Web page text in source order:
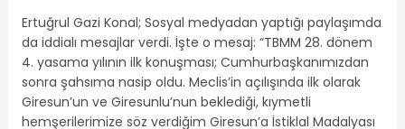
Ertuğrul Gazi Konal; Sosyal medyadan yaptığı paylaşımda
da iddialı mesajlar verdi. İşte o mesaj: “TBMM 28. dönem
4. yasama yılının ilk konuşması; Cumhurbaşkanımızdan
sonra şahsıma nasip oldu. Meclis’in açılışında ilk olarak
Giresun’un ve Giresunlu’nun beklediği, kıymetli
hemşerilerimize söz verdiğim Giresun’a İstiklal Madalyası